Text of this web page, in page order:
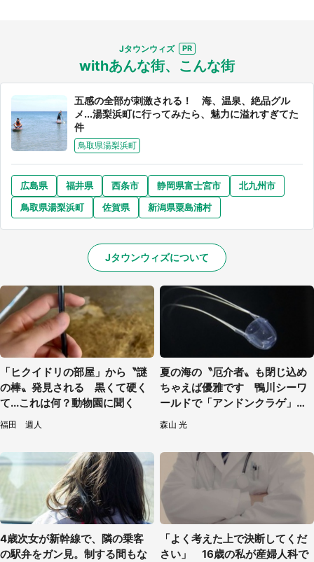
選択する
Jタウンウィズ
withあんな街、こんな街
五感の全部が刺激される！ 海、温泉、絶品グル
メ...湯梨浜町に行ってみたら、魅力に溢れすぎてた
件
鳥取県湯梨浜町
広島県 福井県 西条市 静岡県富士宮市
北九州市
鳥取県湯梨浜町
佐賀県 新潟県粟島浦村
Jタウンウィズについて
「ヒクイドリの部屋」から〝謎
の棒〟発見される 黒くて硬く
て...これは何？動物園に聞く
福田 週人
夏の海の〝厄介者〟も閉じ込め
ちゃえば優雅です 鴨川シーワ
ールドで「アンドンクラゲ」期
間限定展示【7／29～】
森山 光
4歳次女が新幹線で、隣の乗客
の駅弁をガン見。制する間もな
「よく考えた上で決断してくだ
さい」 16歳の私が産婦人科で